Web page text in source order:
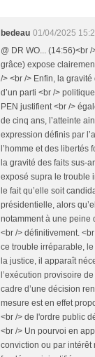
bedeau 01/04/2025
@ DR WO... (14:56)<br
grâce) expose
/> <br /> Enfin, la
d’un parti <br />
PEN justifient <br />
de cinq ans, l’atteinte
expression définis par
l’homme et des
la gravité des faits sus-
exposé supra le trouble
le fait qu’elle soit
présidentielle, alors
notamment à une peine
<br /> définitivement.
ce trouble irréparable,
la justice, il apparaît
l’exécution provisoire
cadre d’une décision
mesure est en effet
<br /> de l'ordre public
<br /> Un pourvoi en
conviction ou par intérêt